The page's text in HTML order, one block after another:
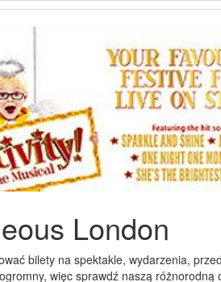
London
bilety na spektakle, wydarzenia,
więc sprawdź naszą